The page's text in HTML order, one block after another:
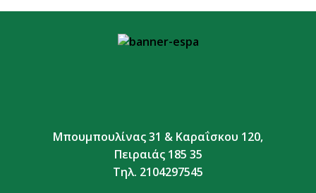
Μπουμπουλίνας 31 & Καραΐσκου 120,
Πειραιάς 185 35
Τηλ. 2104297545